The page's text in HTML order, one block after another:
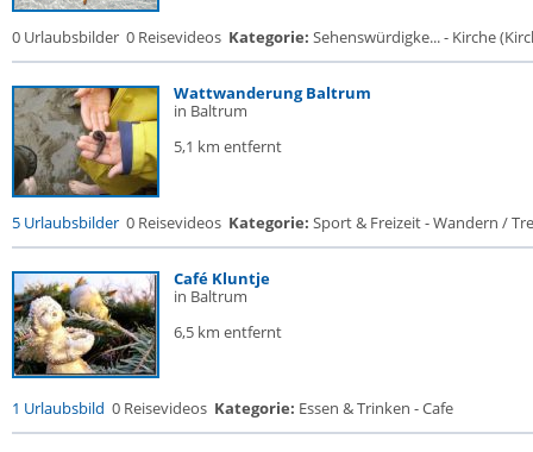
0 Urlaubsbilder 0 Reisevideos Kategorie: Sehenswürdigke... - Kirche
Wattwanderung Baltrum
in Baltrum
5,1 km entfernt
5 Urlaubsbilder 0 Reisevideos Kategorie: Sport & Freizeit - Wandern /
Café Kluntje
in Baltrum
6,5 km entfernt
1 Urlaubsbild 0 Reisevideos Kategorie: Essen & Trinken - Cafe